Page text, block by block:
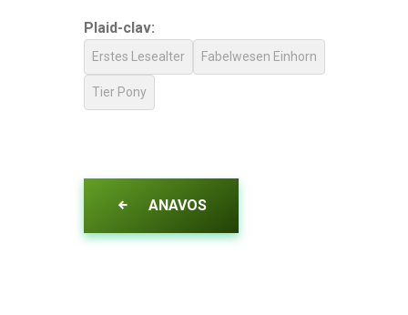
Plaid-clav:
Erstes Lesealter Fabelwesen Einhorn
Tier Pony
ANAVOS